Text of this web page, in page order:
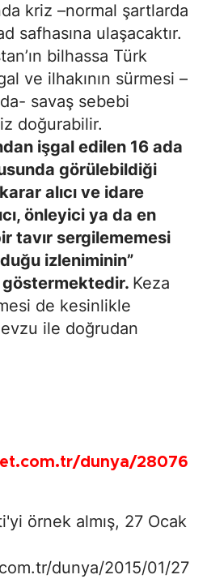
kriz –normal şartlarda
safhasına ulaşacaktır.
bilhassa Türk
ve ilhakının sürmesi –
savaş sebebi
doğurabilir.
işgal edilen 16 ada
görülebildiği
alıcı ve idare
önleyici ya da en
tavır sergilememesi
izleniminin”
Keza
de kesinlikle
ile doğrudan
dunya/28076
örnek almış, 27 Ocak
dunya/2015/01/27